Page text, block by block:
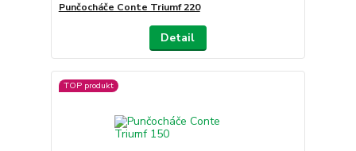
Punčocháče Conte Triumf 220
Detail
TOP produkt